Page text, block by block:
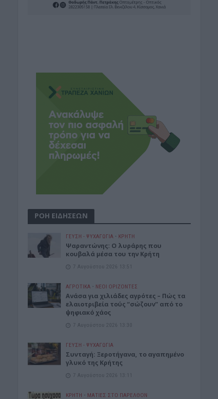
ΡΟΗ ΕΙΔΗΣΕΩΝ
ΓΕΎΣΗ - ΨΥΧΑΓΩΓΊΑ • ΚΡΗΤΗ
Ψαραντώνης: Ο λυράρης που
κουβαλά μέσα του την Κρήτη
7 Αυγούστου 2026 13:51
ΑΓΡΟΤΙΚΑ • ΝΕΟΙ ΟΡΙΖΟΝΤΕΣ
Ανάσα για χιλιάδες αγρότες – Πώς τα
ελαιοτριβεία τούς “σώζουν” από το
ψηφιακό χάος
7 Αυγούστου 2026 13:30
ΓΕΎΣΗ - ΨΥΧΑΓΩΓΊΑ
Συνταγή: Ξεροτήγανα, το αγαπημένο
γλυκό της Κρήτης
7 Αυγούστου 2026 13:11
ΚΡΗΤΗ • ΜΑΤΙΕΣ ΣΤΟ ΠΑΡΕΛΘΟΝ